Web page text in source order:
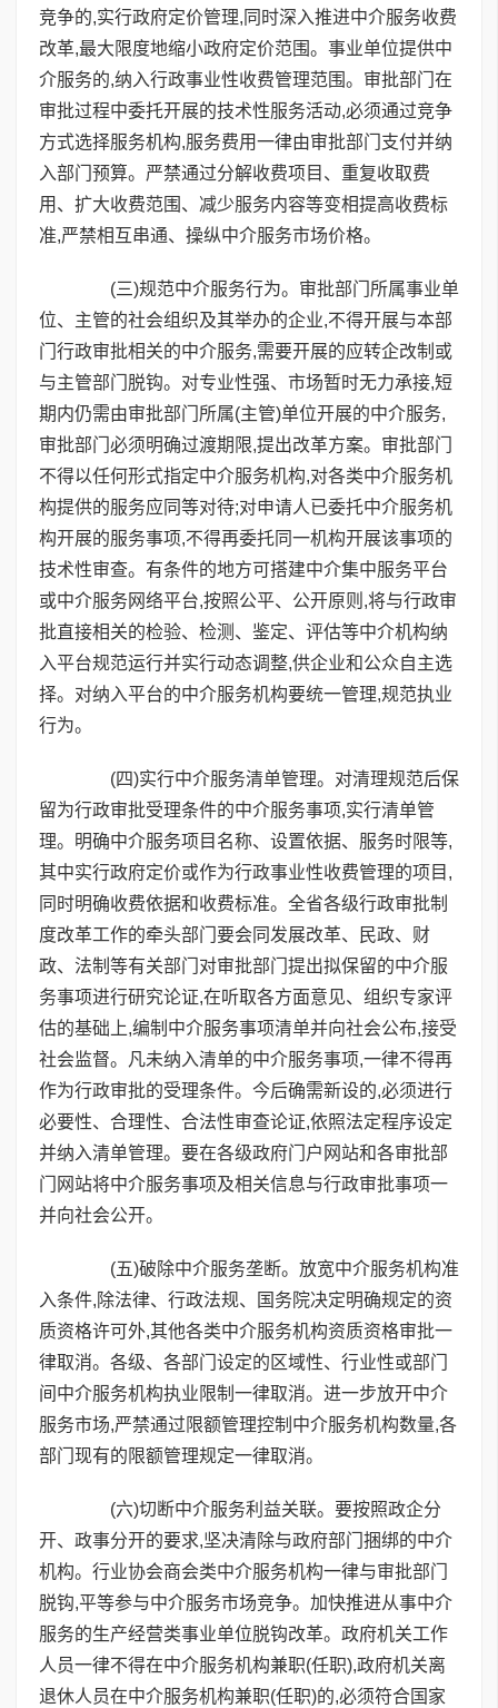
竞争的,实行政府定价管理,同时深入推进中介服务收费
改革,最大限度地缩小政府定价范围。事业单位提供中
介服务的,纳入行政事业性收费管理范围。审批部门在
审批过程中委托开展的技术性服务活动,必须通过竞争
方式选择服务机构,服务费用一律由审批部门支付并纳
入部门预算。严禁通过分解收费项目、重复收取费
用、扩大收费范围、减少服务内容等变相提高收费标
准,严禁相互串通、操纵中介服务市场价格。
(三)规范中介服务行为。审批部门所属事业单
位、主管的社会组织及其举办的企业,不得开展与本部
门行政审批相关的中介服务,需要开展的应转企改制或
与主管部门脱钩。对专业性强、市场暂时无力承接,短
期内仍需由审批部门所属(主管)单位开展的中介服务,
审批部门必须明确过渡期限,提出改革方案。审批部门
不得以任何形式指定中介服务机构,对各类中介服务机
构提供的服务应同等对待;对申请人已委托中介服务机
构开展的服务事项,不得再委托同一机构开展该事项的
技术性审查。有条件的地方可搭建中介集中服务平台
或中介服务网络平台,按照公平、公开原则,将与行政审
批直接相关的检验、检测、鉴定、评估等中介机构纳
入平台规范运行并实行动态调整,供企业和公众自主选
择。对纳入平台的中介服务机构要统一管理,规范执业
行为。
(四)实行中介服务清单管理。对清理规范后保
留为行政审批受理条件的中介服务事项,实行清单管
理。明确中介服务项目名称、设置依据、服务时限等,
其中实行政府定价或作为行政事业性收费管理的项目,
同时明确收费依据和收费标准。全省各级行政审批制
度改革工作的牵头部门要会同发展改革、民政、财
政、法制等有关部门对审批部门提出拟保留的中介服
务事项进行研究论证,在听取各方面意见、组织专家评
估的基础上,编制中介服务事项清单并向社会公布,接受
社会监督。凡未纳入清单的中介服务事项,一律不得再
作为行政审批的受理条件。今后确需新设的,必须进行
必要性、合理性、合法性审查论证,依照法定程序设定
并纳入清单管理。要在各级政府门户网站和各审批部
门网站将中介服务事项及相关信息与行政审批事项一
并向社会公开。
(五)破除中介服务垄断。放宽中介服务机构准
入条件,除法律、行政法规、国务院决定明确规定的资
质资格许可外,其他各类中介服务机构资质资格审批一
律取消。各级、各部门设定的区域性、行业性或部门
间中介服务机构执业限制一律取消。进一步放开中介
服务市场,严禁通过限额管理控制中介服务机构数量,各
部门现有的限额管理规定一律取消。
(六)切断中介服务利益关联。要按照政企分
开、政事分开的要求,坚决清除与政府部门捆绑的中介
机构。行业协会商会类中介服务机构一律与审批部门
脱钩,平等参与中介服务市场竞争。加快推进从事中介
服务的生产经营类事业单位脱钩改革。政府机关工作
人员一律不得在中介服务机构兼职(任职),政府机关离
退休人员在中介服务机构兼职(任职)的,必须符合国家